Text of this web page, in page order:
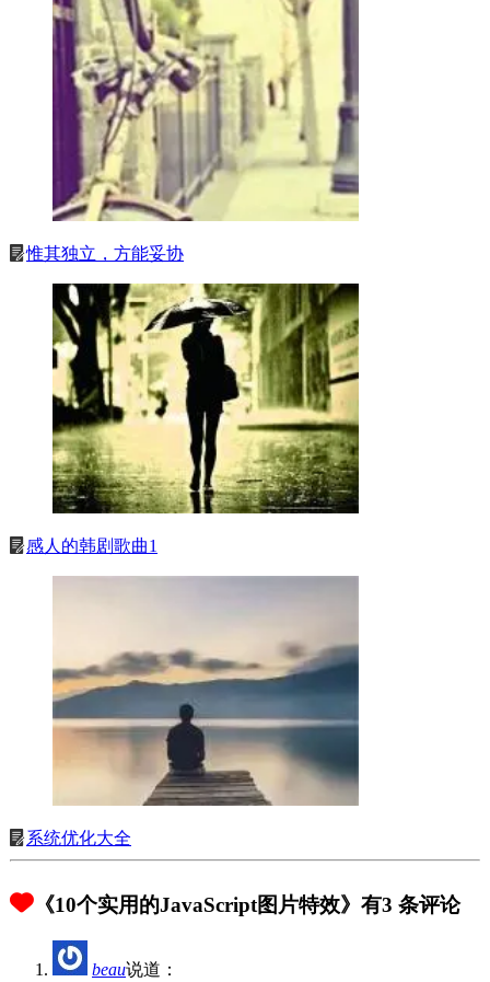
《10个实用的JavaScript图片特效》有3 条评论
beau说道：
惟其独立，方能妥协
感人的韩剧歌曲1
系统优化大全